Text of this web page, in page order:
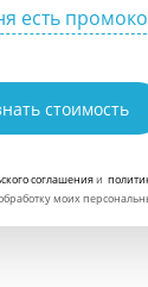
есть
стоимость
соглашенияи
моих